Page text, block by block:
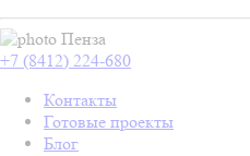
Пенза
+7 (8412) 224-680
Контакты
Готовые проекты
Блог